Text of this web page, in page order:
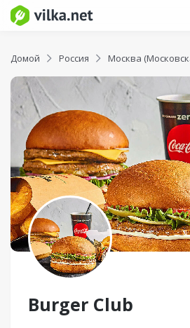
Домой Россия Москва
Burger Club